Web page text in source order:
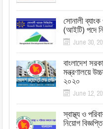
সোনালী
(আইটি) পদে
June 30,
বাংলাদেশ
মন্ত্রণালয়ে
২০২০
June 12,
স্বাস্থ্য ও
নিয়োগ